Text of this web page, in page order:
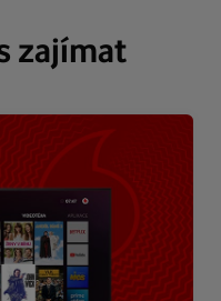
zajímat